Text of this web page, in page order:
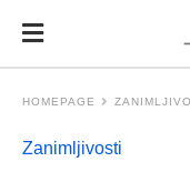
HOMEPAGE
Zanimljivosti